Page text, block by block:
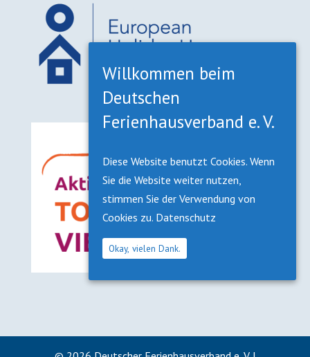
Willkommen beim
Deutschen
Ferienhausverband e. V.
Diese Website benutzt Cookies. Wenn
Sie die Website weiter nutzen,
stimmen Sie der Verwendung von
Cookies zu. Datenschutz
Okay, vielen Dank.